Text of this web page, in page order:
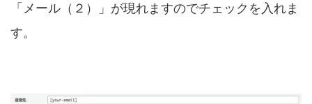
「メール（２）」が現れますのでチェックを入れま
す。